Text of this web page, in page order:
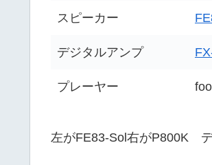
スピーカー
デジタルアンプ
プレーヤー
左がFE83-Sol右がP800K デ